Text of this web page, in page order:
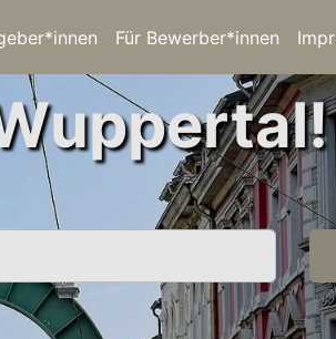
Für Bewerber*innen